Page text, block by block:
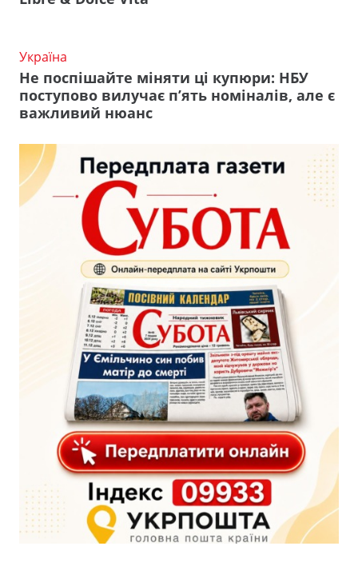
Україна
Не поспішайте міняти ці купюри: НБУ
поступово вилучає п’ять номіналів, але є
важливий нюанс